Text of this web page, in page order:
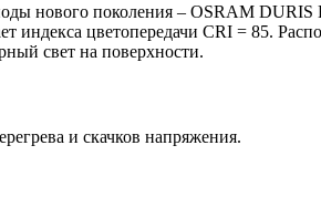
нового поколения – OSRAM
индекса цветопередачи CRI = 85.
свет на поверхности.
и скачков напряжения.